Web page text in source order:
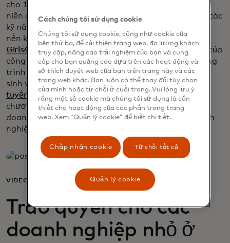
cho 100.000 người Indonesia - từ học sinh và thanh
niên đến doanh nhân và chuyên gia trung học - với các
kỹ năng kỹ thuật số mà họ cần để thành công trong
nền kinh tế của tương lai. Mastercard 2.0 bao gồm
Girls4Tech, chương trình giáo dục STEM đặc trưng của
công ty dành cho trẻ em gái từ 8 đến 14 tuổi; chương
trình đào tạo an ninh mạng và sắp xếp việc làm cho
sinh viên dạy nghề; vàbộ công cụ an ninh mạng trực
tuyến
opens in a new tab
từ Liên minh Cyber Toàn cầu, cùng với
chương trình MicroMentor Indonesia, sẽ giúp các
doanh nhân như Ashar phát triển và bảo mật doanh
nghiệp của họ.
VIDEO
Trao quyền cho các
doanh nghiệp nhỏ ở
Cách chúng tôi sử dụng cookie
Chúng tôi sử dụng cookie, cũng như cookie của
bên thứ ba, để cải thiện trang web, đo lượng khách
truy cập, nâng cao trải nghiệm của bạn và cung
cấp cho bạn quảng cáo dựa trên các hoạt động và
sở thích duyệt web của bạn trên trang này và các
trang web khác. Bạn luôn có thể thay đổi tùy chọn
của mình hoặc từ chối ở cuối trang. Vui lòng lưu ý
rằng một số cookie mà chúng tôi sử dụng là cần
thiết cho hoạt động của các phần trong trang
web. Xem “Quản lý cookie” để biết chi tiết.
Chấp nhận cookie Từ chối tất cả
Quản lý cookie